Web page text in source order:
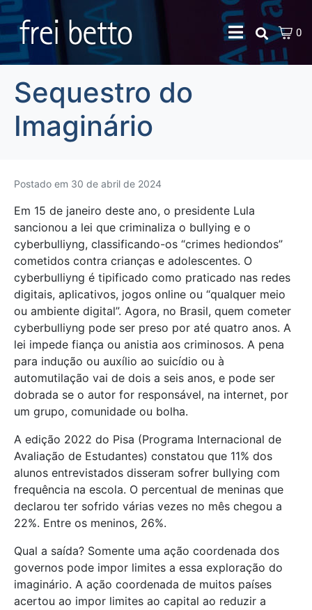
0
Sequestro do
Imaginário
Postado em 30 de abril de 2024
Em 15 de janeiro deste ano, o presidente Lula
sancionou a lei que criminaliza o bullying e o
cyberbulliyng, classificando-os “crimes hediondos”
cometidos contra crianças e adolescentes. O
cyberbulliyng é tipificado como praticado nas redes
digitais, aplicativos, jogos online ou “qualquer meio
ou ambiente digital”. Agora, no Brasil, quem cometer
cyberbulliyng pode ser preso por até quatro anos. A
lei impede fiança ou anistia aos criminosos. A pena
para indução ou auxílio ao suicídio ou à
automutilação vai de dois a seis anos, e pode ser
dobrada se o autor for responsável, na internet, por
um grupo, comunidade ou bolha.
A edição 2022 do Pisa (Programa Internacional de
Avaliação de Estudantes) constatou que 11% dos
alunos entrevistados disseram sofrer bullying com
frequência na escola. O percentual de meninas que
declarou ter sofrido várias vezes no mês chegou a
22%. Entre os meninos, 26%.
Qual a saída? Somente uma ação coordenada dos
governos pode impor limites a essa exploração do
imaginário. A ação coordenada de muitos países
acertou ao impor limites ao capital ao reduzir a